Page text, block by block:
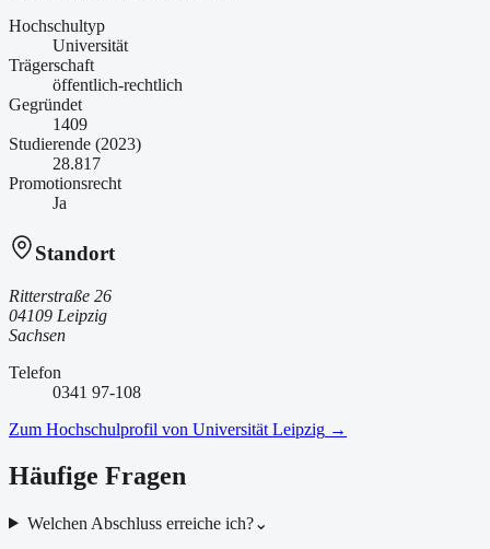
Hochschultyp
Universität
Trägerschaft
öffentlich-rechtlich
Gegründet
1409
Studierende (2023)
28.817
Promotionsrecht
Ja
Standort
Ritterstraße 26
04109 Leipzig
Sachsen
Telefon
0341 97-108
Zum Hochschulprofil von Universität Leipzig →
Häufige Fragen
Welchen Abschluss erreiche ich?⌄